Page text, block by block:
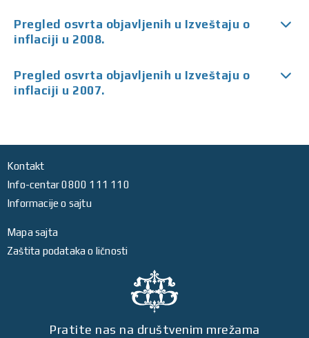
Pregled osvrta objavljenih u Izveštaju o
inflaciji u 2008.
Pregled osvrta objavljenih u Izveštaju o
inflaciji u 2007.
Kontakt
Info-centar 0800 111 110
Informacije o sajtu
Mapa sajta
Zaštita podataka o ličnosti
Pratite nas na društvenim mrežama